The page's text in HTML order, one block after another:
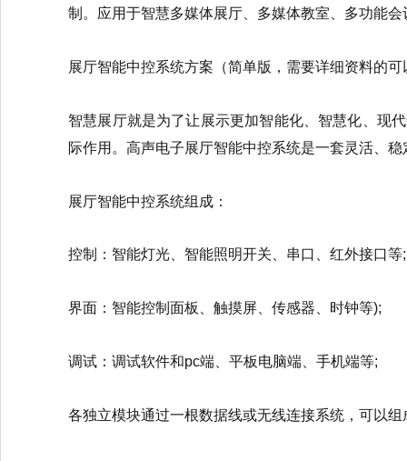
制。应用于智慧多媒体展厅、多媒体教室、多功能
展厅智能中控系统方案（简单版，需要详细资料的
智慧展厅就是为了让展示更加智能化、智慧化、现
际作用。高声电子展厅智能中控系统是一套灵活、
展厅智能中控系统组成：
控制：智能灯光、智能照明开关、串口、红外接口等;
界面：智能控制面板、触摸屏、传感器、时钟等);
调试：调试软件和pc端、平板电脑端、手机端等;
各独立模块通过一根数据线或无线连接系统，可以